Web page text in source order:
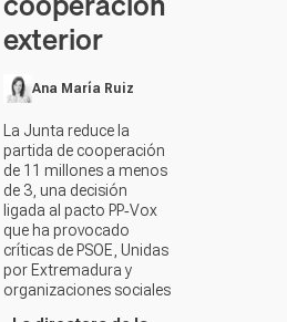
exterior
Ana María Ruiz
La Junta reduce la
partida de cooperación
de 11 millones a menos
de 3, una decisión
ligada al pacto PP‑Vox
que ha provocado
críticas de PSOE, Unidas
por Extremadura y
organizaciones sociales